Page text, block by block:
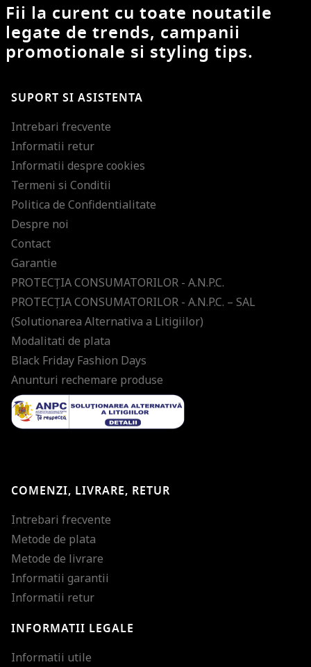
Fii la curent cu toate noutatile
legate de trends, campanii
promotionale si styling tips.
SUPORT SI ASISTENTA
Intrebari frecvente
Informatii retur
Informatii despre cookies
Termeni si Conditii
Politica de Confidentialitate
Despre noi
Contact
Garantie
PROTECŢIA CONSUMATORILOR - A.N.P.C.
PROTECŢIA CONSUMATORILOR - A.N.P.C. – SAL
(Solutionarea Alternativa a Litigiilor)
Modalitati de plata
Black Friday Fashion Days
Anunturi rechemare produse
COMENZI, LIVRARE, RETUR
Intrebari frecvente
Metode de plata
Metode de livrare
Informatii garantii
Informatii retur
INFORMATII LEGALE
Informatii utile